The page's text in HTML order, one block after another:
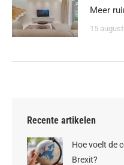
Meer
15
Recente artikelen
Hoe voelt de
Brexit?